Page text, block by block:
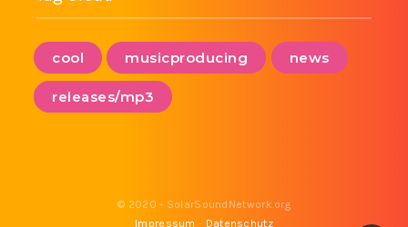
cool musicproducing news
releases/mp3
© 2020 - SolarSoundNetwork.org
Impressum - Datenschutz